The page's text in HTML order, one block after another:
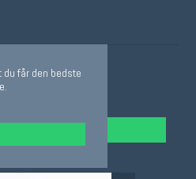
du får den bedste